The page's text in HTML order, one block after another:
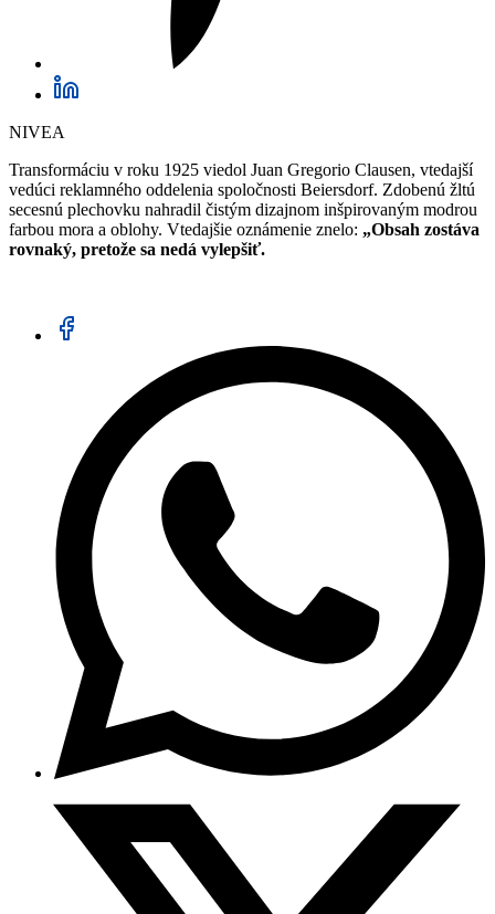
NIVEA
Transformáciu v roku 1925 viedol Juan Gregorio Clausen, vtedajší
vedúci reklamného oddelenia spoločnosti Beiersdorf. Zdobenú žltú
secesnú plechovku nahradil čistým dizajnom inšpirovaným modrou
farbou mora a oblohy. Vtedajšie oznámenie znelo: „Obsah zostáva
rovnaký, pretože sa nedá vylepšiť.